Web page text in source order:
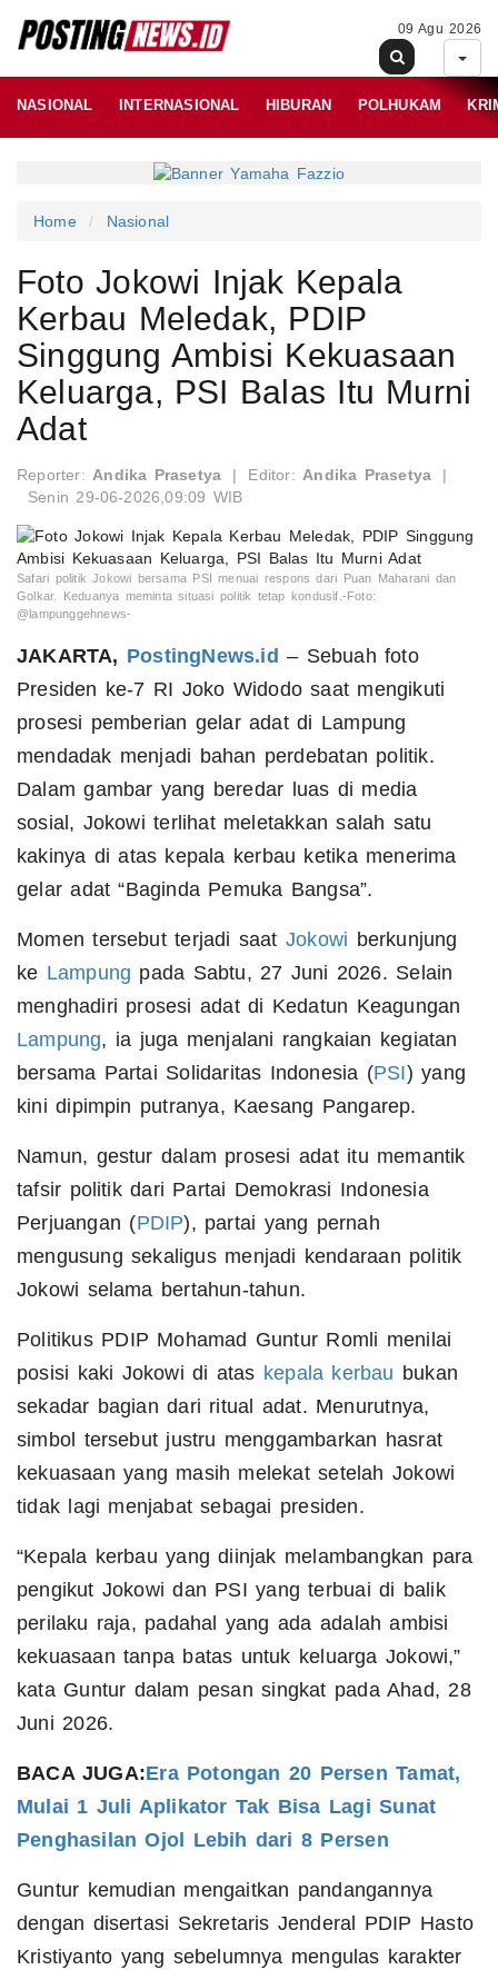
09 Agu 2026
NASIONAL INTERNASIONAL HIBURAN POLHUKAM
Home Nasional
Foto Jokowi Injak Kepala
Kerbau Meledak, PDIP
Singgung Ambisi Kekuasaan
Keluarga, PSI Balas Itu Murni
Adat
Reporter:Andika Prasetya | Editor:Andika Prasetya
|
Senin 29-06-2026,09:09 WIB
Safari politik Jokowi bersama PSI menuai respons dari Puan Maharani dan
Golkar. Keduanya meminta situasi politik tetap kondusif.-Foto:
@lampunggehnews-
JAKARTA, PostingNews.id – Sebuah foto
Presiden ke-7 RI Joko Widodo saat mengikuti
prosesi pemberian gelar adat di Lampung
mendadak menjadi bahan perdebatan politik.
Dalam gambar yang beredar luas di media
sosial, Jokowi terlihat meletakkan salah satu
kakinya di atas kepala kerbau ketika menerima
gelar adat “Baginda Pemuka Bangsa”.
Momen tersebut terjadi saat Jokowi berkunjung
ke Lampung pada Sabtu, 27 Juni 2026. Selain
menghadiri prosesi adat di Kedatun Keagungan
Lampung, ia juga menjalani rangkaian kegiatan
bersama Partai Solidaritas Indonesia (PSI) yang
kini dipimpin putranya, Kaesang Pangarep.
Namun, gestur dalam prosesi adat itu memantik
tafsir politik dari Partai Demokrasi Indonesia
Perjuangan (PDIP), partai yang pernah
mengusung sekaligus menjadi kendaraan politik
Jokowi selama bertahun-tahun.
Politikus PDIP Mohamad Guntur Romli menilai
posisi kaki Jokowi di atas kepala kerbau bukan
sekadar bagian dari ritual adat. Menurutnya,
simbol tersebut justru menggambarkan hasrat
kekuasaan yang masih melekat setelah Jokowi
tidak lagi menjabat sebagai presiden.
“Kepala kerbau yang diinjak melambangkan para
pengikut Jokowi dan PSI yang terbuai di balik
perilaku raja, padahal yang ada adalah ambisi
kekuasaan tanpa batas untuk keluarga Jokowi,”
kata Guntur dalam pesan singkat pada Ahad, 28
Juni 2026.
BACA JUGA:Era Potongan 20 Persen Tamat,
Mulai 1 Juli Aplikator Tak Bisa Lagi Sunat
Penghasilan Ojol Lebih dari 8 Persen
Guntur kemudian mengaitkan pandangannya
dengan disertasi Sekretaris Jenderal PDIP Hasto
Kristiyanto yang sebelumnya mengulas karakter